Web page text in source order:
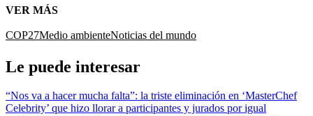
VER MÁS
COP27Medio ambienteNoticias del mundo
Le puede interesar
“Nos va a hacer mucha falta”: la triste eliminación en ‘MasterChef
Celebrity’ que hizo llorar a participantes y jurados por igual